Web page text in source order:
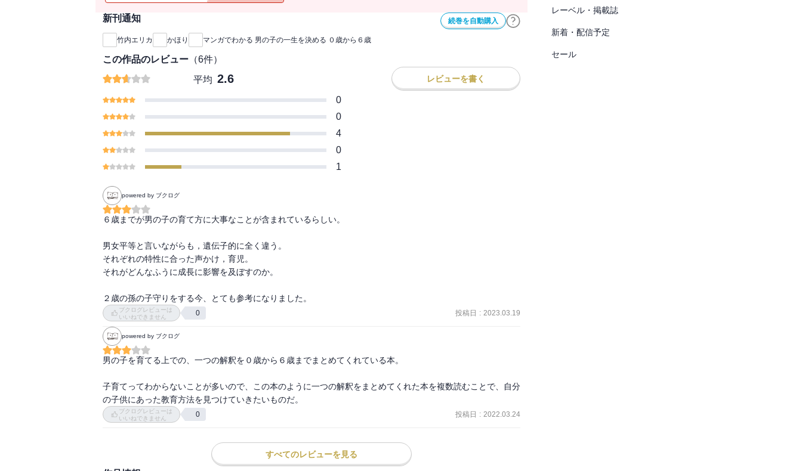
続巻を自動購入
新刊通知
竹内エリカ かほり マンガでわかる 男の子の一生を決める ０歳から６歳
この作品のレビュー （6件）
平均 2.6 レビューを書く
0
0
4
0
1
powered by ブクログ
６歳までが男の子の育て方に大事なことが含まれているらしい。
男女平等と言いながらも，遺伝子的に全く違う。
それぞれの特性に合った声かけ，育児。
それがどんなふうに成長に影響を及ぼすのか。
２歳の孫の子守りをする今、とても参考になりました。
ブクログレビューは
いいねできません
0 投稿日 : 2023.03.19
powered by ブクログ
男の子を育てる上での、一つの解釈を０歳から６歳までまとめてくれている本。
子育てってわからないことが多いので、この本のように一つの解釈をまとめてくれた本を複数読むことで、自分
の子供にあった教育方法を見つけていきたいものだ。
ブクログレビューは
いいねできません
0 投稿日 : 2022.03.24
すべてのレビューを見る
レーベル・掲載誌
新着・配信予定
セール